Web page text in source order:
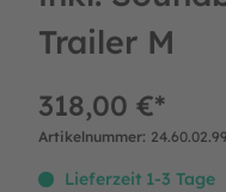
Trailer M
318,00 €*
Artikelnummer: 24.60.02.99
Lieferzeit 1-3 Tage